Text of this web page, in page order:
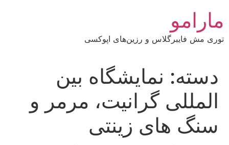
محتوا
مارامو
توری مش فایبرگلاس و رزین‌های اپوکسی
دسته: نمایشگاه بین
المللی گرانیت، مرمر و
سنگ های زینتی